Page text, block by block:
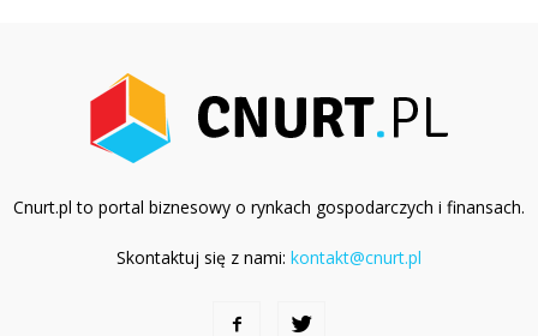
Cnurt.pl to portal biznesowy o rynkach gospodarczych i finansach.
Skontaktuj się z nami: kontakt@cnurt.pl